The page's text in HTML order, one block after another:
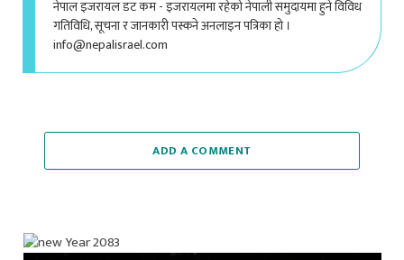
नेपाल इजरायल डट कम - इजरायलमा रहेको नेपाली समुदायमा हुने विविध
गतिविधि, सूचना र जानकारी पस्कने अनलाइन पत्रिका हो ।
info@nepalisrael.com
ADD A COMMENT